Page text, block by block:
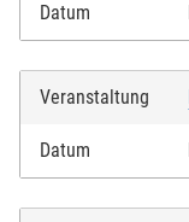
Datum
Veranstaltung
Datum